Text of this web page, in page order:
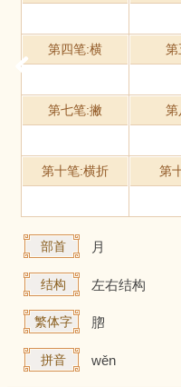
第四笔:横 第
第七笔:撇 第
第十笔:横折 第
部首 月
结构 左右结构
繁体字 脗
拼音 wěn